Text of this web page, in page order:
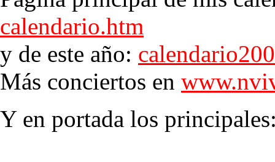
calendario.htm
y de este año:
Más conciertos en
Y en portada los